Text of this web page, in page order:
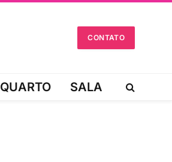
CONTATO
QUARTO SALA